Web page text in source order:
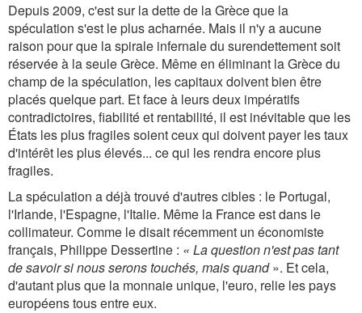
Depuis 2009, c'est sur la dette de la Grèce que la
spéculation s'est le plus acharnée. Mais il n'y a aucune
raison pour que la spirale infernale du surendettement soit
réservée à la seule Grèce. Même en éliminant la Grèce du
champ de la spéculation, les capitaux doivent bien être
placés quelque part. Et face à leurs deux impératifs
contradictoires, fiabilité et rentabilité, il est inévitable que les
États les plus fragiles soient ceux qui doivent payer les taux
d'intérêt les plus élevés... ce qui les rendra encore plus
fragiles.
La spéculation a déjà trouvé d'autres cibles : le Portugal,
l'Irlande, l'Espagne, l'Italie. Même la France est dans le
collimateur. Comme le disait récemment un économiste
français, Philippe Dessertine : « La question n'est pas tant
de savoir si nous serons touchés, mais quand». Et cela,
d'autant plus que la monnaie unique, l'euro, relie les pays
européens tous entre eux.